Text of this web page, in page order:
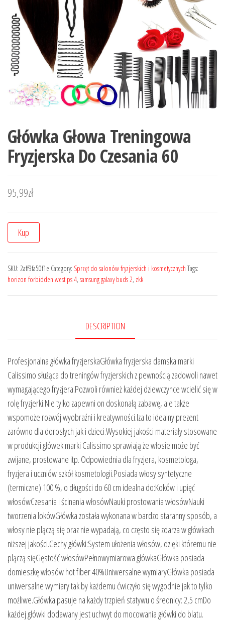
Główka Głowa Treningowa
Fryzjerska Do Czesania 60
95,99zł
Kup
SKU: 2aff9fa50f1e Category: Sprzęt do salonów fryzjerskich i kosmetycznych Tags:
horizon forbidden west ps 4, samsung galaxy buds 2, zkk
DESCRIPTION
Profesjonalna główka fryzjerskaGłówka fryzjerska damska marki
Calissimo służąca do treningów fryzjerskich z pewnością zadowoli nawet
wymagającego fryzjera.Pozwoli również każdej dziewczynce wcielić się w
rolę fryzjerki.Nie tylko zapewni on doskonałą zabawę, ale także
wspomoże rozwój wyobraźni i kreatywności.Iza to idealny prezent
zarówno dla dorosłych jak i dzieci.Wysokiej jakości materiały stosowane
w produkcji główek marki Calissimo sprawiają że włosie może być ​​
zwijane, prostowane itp. Odpowiednia dla fryzjera, kosmetologa,
fryzjera i uczniów szkół kosmetologii.Posiada włosy syntetyczne
(termiczne) 100 %, o długości do 60 cm idealna do:Koków i upięć
włosówCzesania i ścinania włosówNauki prostowania włosówNauki
tworzenia lokówGłówka została wykonana w bardzo staranny sposób, a
włosy nie plączą się oraz nie wypadają, co często się zdarza w główkach
niższej jakości.Cechy główki:System ułożenia włosów, dzięki któremu nie
plączą sięGęstość włosówPełnowymiarowa główkaGłówka posiada
domieszkę włosów hot fiber 40%Uniwersalne wymiaryGłówka posiada
uniwersalne wymiary tak by każdemu ćwiczyło się wygodnie jak to tylko
możliwe.Główka pasuje na każdy trzpień statywu o średnicy: 2,5 cmDo
każdej główki dodawany jest uchwyt do mocowania główki do blatu.